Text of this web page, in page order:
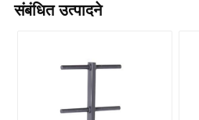
संबंधित उत्पादने